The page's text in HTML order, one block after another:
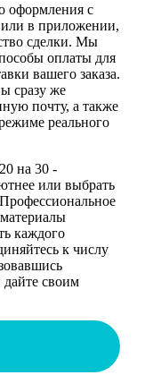
оформления с
в приложении,
сделки. Мы
оплаты для
вашего заказа.
сразу же
почту, а также
реального
на 30 -
или выбрать
каждого
к числу
своим